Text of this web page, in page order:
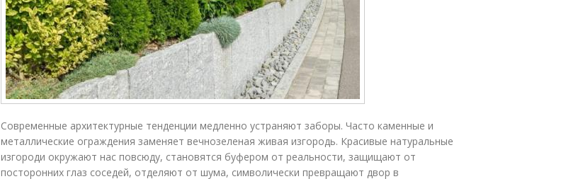
Современные архитектурные тенденции медленно устраняют заборы. Часто каменные и
металлические ограждения заменяет вечнозеленая живая изгородь. Красивые натуральные
изгороди окружают нас повсюду, становятся буфером от реальности, защищают от
посторонних глаз соседей, отделяют от шума, символически превращают двор в